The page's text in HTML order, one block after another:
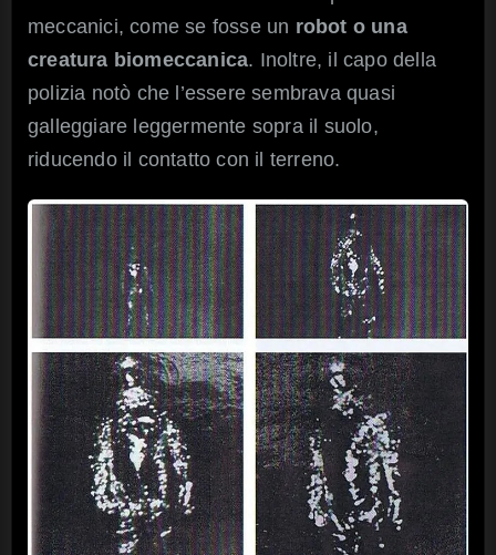
meccanici, come se fosse un robot o una
creatura biomeccanica. Inoltre, il capo della
polizia notò che l’essere sembrava quasi
galleggiare leggermente sopra il suolo,
riducendo il contatto con il terreno.